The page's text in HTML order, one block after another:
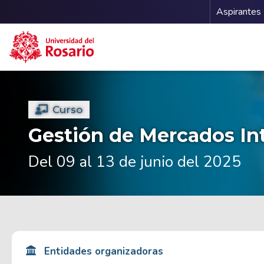
Aspirantes
Curso
Gestión de Mercados
Del 09 al 13 de junio del 2025
Entidades organizadoras